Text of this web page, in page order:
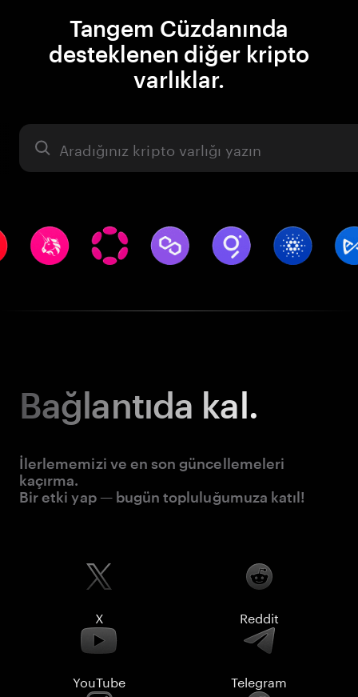
Tangem Cüzdanında
desteklenen diğer kripto
varlıklar.
Varlık
Bağlantıda kal.
İlerlememizi ve en son güncellemeleri
kaçırma.
Bir etki yap — bugün topluluğumuza katıl!
X Reddit
YouTube Telegram